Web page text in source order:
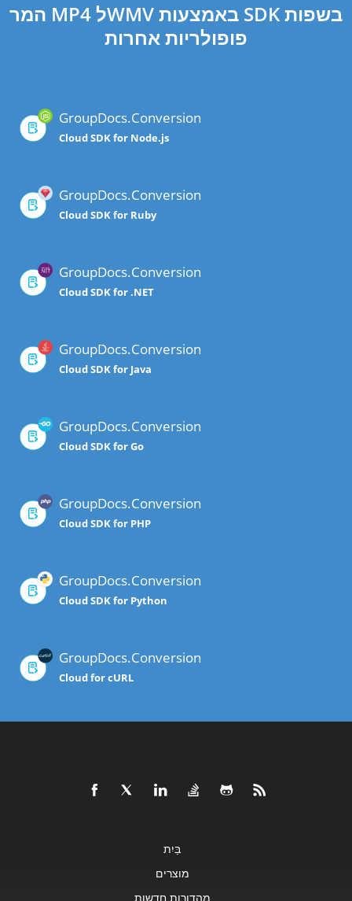
המר MP4 לWMV באמצעות SDK בשפות
פופולריות אחרות
GroupDocs.Conversion
Cloud SDK for Node.js
GroupDocs.Conversion
Cloud SDK for Ruby
GroupDocs.Conversion
Cloud SDK for .NET
GroupDocs.Conversion
Cloud SDK for Java
GroupDocs.Conversion
Cloud SDK for Go
GroupDocs.Conversion
Cloud SDK for PHP
GroupDocs.Conversion
Cloud SDK for Python
GroupDocs.Conversion
Cloud for cURL
בַּיִת
מוצרים
מהדורות חדשות